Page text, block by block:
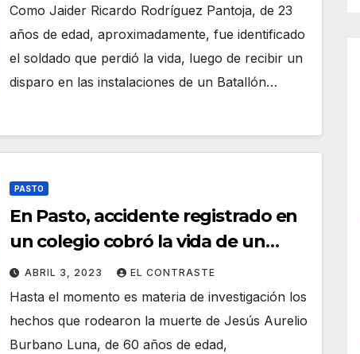
Como Jaider Ricardo Rodríguez Pantoja, de 23
años de edad, aproximadamente, fue identificado
el soldado que perdió la vida, luego de recibir un
disparo en las instalaciones de un Batallón…
PASTO
En Pasto, accidente registrado en
un colegio cobró la vida de un
celador
ABRIL 3, 2023 EL CONTRASTE
Hasta el momento es materia de investigación los
hechos que rodearon la muerte de Jesús Aurelio
Burbano Luna, de 60 años de edad,